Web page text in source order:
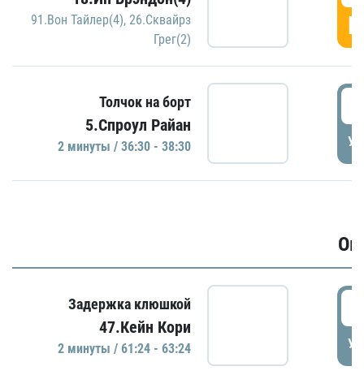
91.Вон Тайлер(4), 26.Сквайрз
Грег(2)
Толчок на борт
5.Спроул Райан
2 минуты / 36:30 - 38:30
Задержка клюшкой
47.Кейн Кори
2 минуты / 61:24 - 63:24